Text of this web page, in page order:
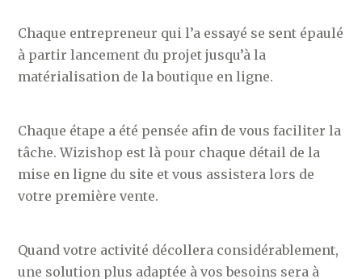
Chaque entrepreneur qui l’a essayé se sent épaulé
à partir lancement du projet jusqu’à la
matérialisation de la boutique en ligne.
Chaque étape a été pensée afin de vous faciliter la
tâche. Wizishop est là pour chaque détail de la
mise en ligne du site et vous assistera lors de
votre première vente.
Quand votre activité décollera considérablement,
une solution plus adaptée à vos besoins sera à